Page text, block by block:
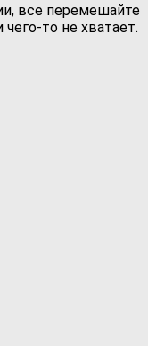
все перемешайте
чего-то не хватает.